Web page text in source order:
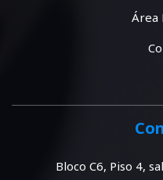
Área
Bloco C6, Piso 4,